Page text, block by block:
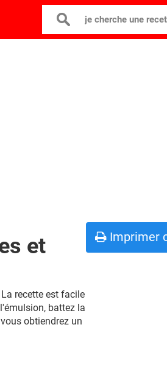
je cherche une
et
recette est facile
battez la
obtiendrez un
Imprimer